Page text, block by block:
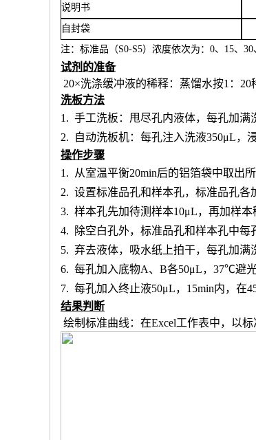
说明书
自封袋
注：标准品（S0-S5）浓度依次为： 0、15、30
试剂的准备
20×洗涤缓冲液的稀释：蒸馏水按1：20
洗板方法
1. 手工洗板：甩尽孔内液体，每孔加满
2.
自动洗板机：每孔注入洗液350μL，
操作步骤
1.
从室温平衡20min后的铝箔袋中取出
2. 设置标准品孔和样本孔，标准品孔各
3. 样本孔先加待测样本10μL，再加样本
4.
除空白孔外， 标准品孔和样本孔中每
5. 弃去液体，吸水纸上拍干，每孔加满
6. 每孔加入底物A、B各50μL，37℃避光
7. 每孔加入终止液50μL，15min内，在
结果判断
绘制标准曲线：在Excel工作表中，以